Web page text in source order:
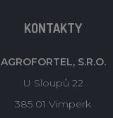
KONTAKTY
AGROFORTEL, S.R.O.
U Sloupů 22
385 01 Vimperk